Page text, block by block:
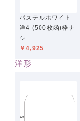
パステルホワイト
洋4 (500枚函)枠ナ
シ
￥4,925
洋形